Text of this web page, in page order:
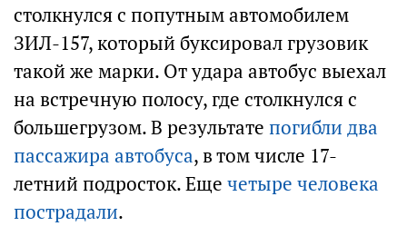
столкнулся с попутным автомобилем
ЗИЛ-157, который буксировал грузовик
такой же марки. От удара автобус выехал
на встречную полосу, где столкнулся с
большегрузом. В результате погибли два
пассажира автобуса, в том числе 17-
летний подросток. Еще четыре человека
пострадали.